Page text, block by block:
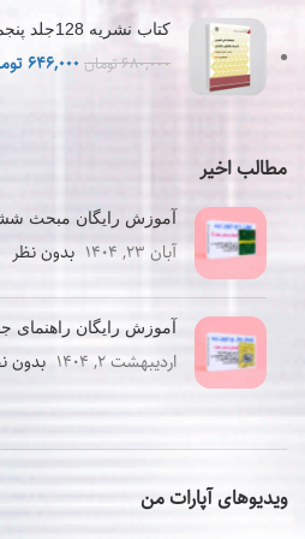
کتاب نشریه 128جلد پنجم
۶۸۰,۰۰۰تومانقیمت
۶۴۶,۰۰۰
مطالب اخیر
آموزش رایگان مبحث
آبان ۲۳, ۱۴۰۴ بدون نظر
آموزش رایگان
اردیبهشت ۲, ۱۴۰۴ بدون
ویدیوهای آپارات من